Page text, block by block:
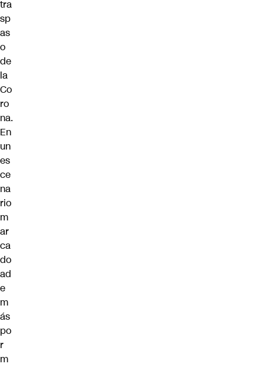
tra
sp
as
o
de
la
Co
ro
na.
En
un
es
ce
na
rio
m
ar
ca
do
ad
e
m
ás
po
r
m